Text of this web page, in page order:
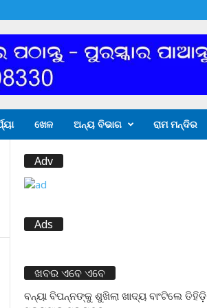
ଖେଳ ଅନ୍ୟ ବିଭାଗ ରାମ ମନ୍ଦିର
Adv
Ads
ଖବର ଏବେ ଏବେ
ବନ୍ୟା ବିପନ୍ନଙ୍କୁ ଶୁଖିଲା ଖାଦ୍ୟ ବାଂଟିଲେ ତିହିଡି଼